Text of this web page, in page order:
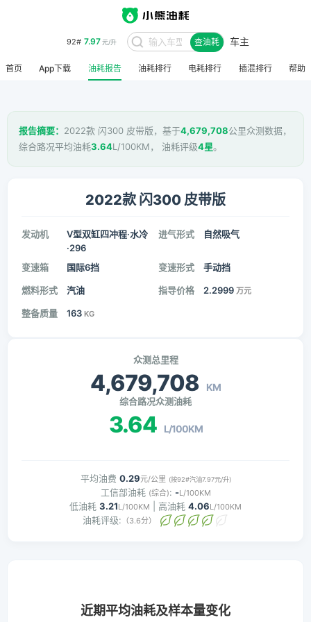
92# 7.97元/升 查油耗 车主
首页 App下载 油耗报告 油耗排行 电耗排行 插混排行 帮助
报告摘要： 2022款 闪300 皮带版，基于4,679,708公里众测数据，
综合路况平均油耗3.64L/100KM， 油耗评级4星。
2022款 闪300 皮带版
发动机
V型双缸四冲程·水冷
·296
进气形式 自然吸气
变速箱 国际6挡 变速形式 手动挡
燃料形式 汽油 指导价格 2.2999 万元
整备质量 163 KG
众测总里程
4,679,708 KM
综合路况众测油耗
3.64 L/100KM
平均油费 0.29元/公里 (按92#汽油7.97元/升)
工信部油耗 (综合): -L/100KM
低油耗 3.21L/100KM | 高油耗 4.06L/100KM
油耗评级: （3.6分）